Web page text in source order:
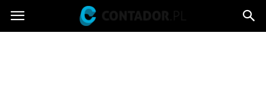
Contador.pl